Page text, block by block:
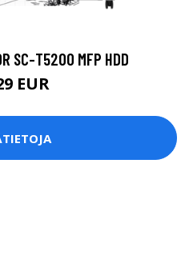
SC-T5200 MFP HDD
EUR